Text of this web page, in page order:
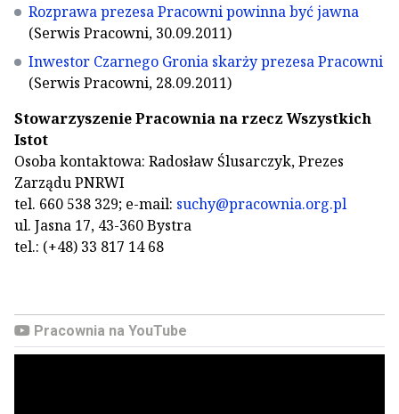
Rozprawa prezesa Pracowni powinna być jawna
(Serwis Pracowni, 30.09.2011)
Inwestor Czarnego Gronia skarży prezesa Pracowni
(Serwis Pracowni, 28.09.2011)
Stowarzyszenie Pracownia na rzecz Wszystkich
Istot
Osoba kontaktowa: Radosław Ślusarczyk, Prezes
Zarządu PNRWI
tel. 660 538 329; e-mail: suchy@pracownia.org.pl
ul. Jasna 17, 43-360 Bystra
tel.: (+48) 33 817 14 68
Pracownia na YouTube